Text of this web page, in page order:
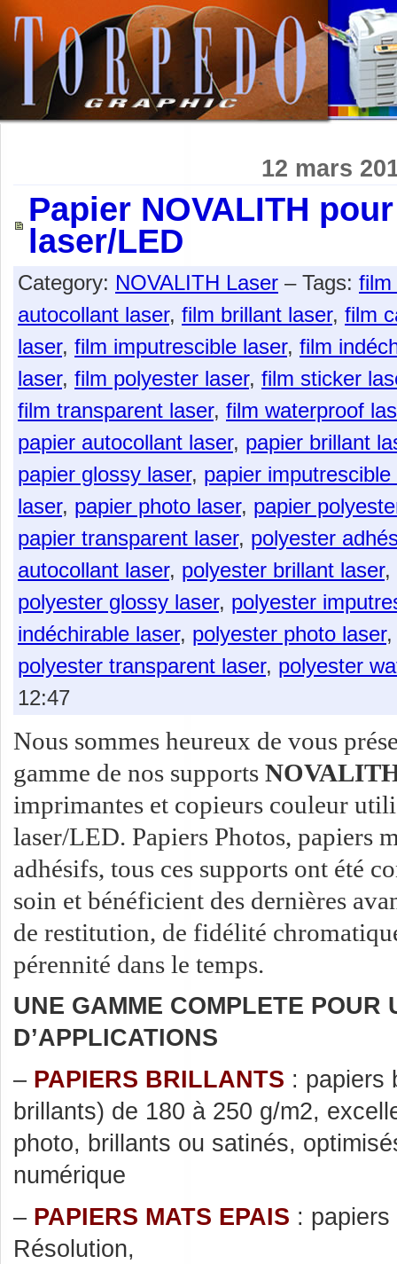
12 mars
Papier NOVALITH
laser/LED
Category: NOVALITH Laser – Tags: film
autocollant laser, film brillant laser, film
laser, film imputrescible laser, film
laser, film polyester laser, film sticker
film transparent laser, film waterproof
papier autocollant laser, papier brillant
papier glossy laser, papier imputrescible
laser, papier photo laser, papier
papier transparent laser, polyester
autocollant laser, polyester brillant laser,
polyester glossy laser, polyester
indéchirable laser, polyester photo laser
polyester transparent laser, polyester
12:47
Nous sommes heureux de vous
gamme de nos supports
imprimantes et copieurs couleur
laser/LED. Papiers Photos, papiers
adhésifs, tous ces supports ont été
soin et bénéficient des dernières
de restitution, de fidélité
pérennité dans le temps.
UNE GAMME COMPLETE POUR
D’APPLICATIONS
– PAPIERS BRILLANTS : papiers
brillants) de 180 à 250 g/m2,
photo, brillants ou satinés,
numérique
– PAPIERS MATS EPAIS :
Résolution,